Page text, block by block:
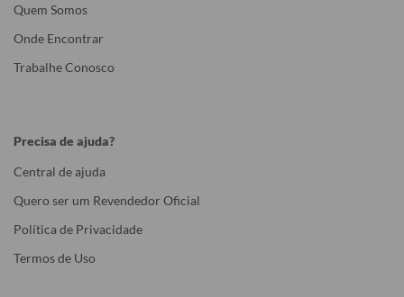
Quem Somos
Onde Encontrar
Trabalhe Conosco
Precisa de ajuda?
Central de ajuda
Quero ser um Revendedor Oficial
Política de Privacidade
Termos de Uso